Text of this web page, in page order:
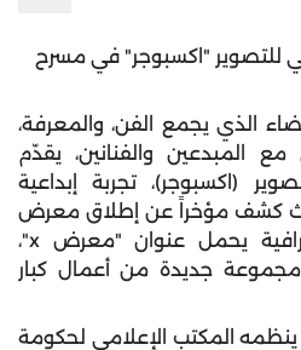
للتصوير "اكسبوجر" في مسرح
الذي يجمع الفن، والمعرفة،
المبدعين والفنانين، يقدّم
(اكسبوجر)، تجربة إبداعية
كشف مؤخراً عن إطلاق معرض
دائم للصور الفوتوغرافية يحمل عنوان "معرض x"،
جديدة من أعمال كبار
ينظمه المكتب الإعلامي لحكومة